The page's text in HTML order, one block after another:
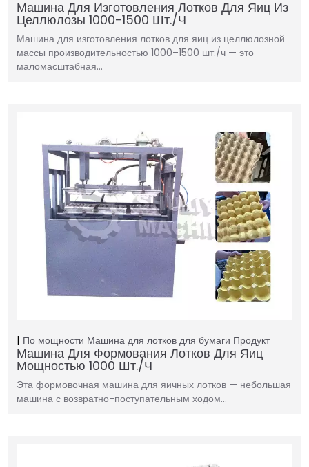
Машина Для Изготовления Лотков Для Яиц Из
Целлюлозы 1000-1500 Шт./ч
Машина для изготовления лотков для яиц из целлюлозной
массы производительностью 1000–1500 шт./ч — это
маломасштабная…
По мощности Машина для лотков для бумаги Продукт
Машина Для Формования Лотков Для Яиц
Мощностью 1000 Шт./ч
Эта формовочная машина для яичных лотков — небольшая
машина с возвратно-поступательным ходом…